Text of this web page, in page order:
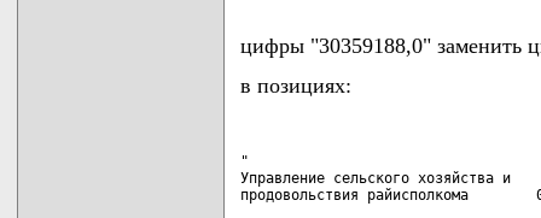
цифры "30359188,0" заменить
в позициях:
"
Управление сельского хозяйства и